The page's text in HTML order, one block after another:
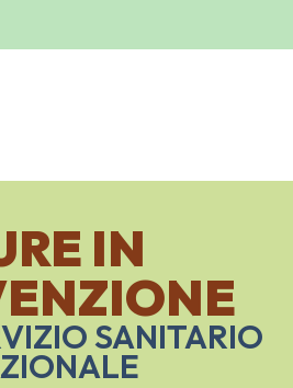
IN
SANITARIO